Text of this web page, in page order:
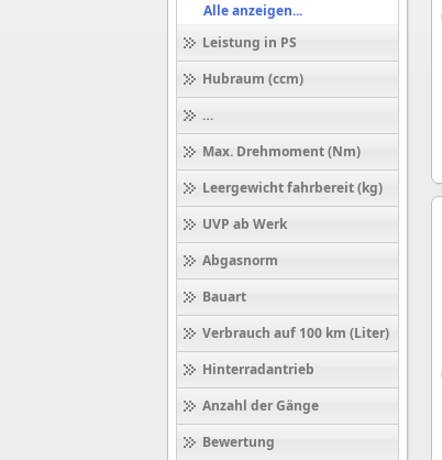
Alle anzeigen...
Leistung in PS
Hubraum (ccm)
Höchstgeschwindigkeit (km/h)
Max. Drehmoment (Nm)
Leergewicht fahrbereit (kg)
UVP ab Werk
Abgasnorm
Bauart
Verbrauch auf 100 km (Liter)
Hinterradantrieb
Anzahl der Gänge
Bewertung